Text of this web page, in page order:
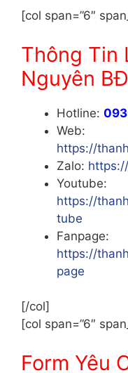
[col span=”6″
Thông Tin
Nguyên
Hotline:
Web:
https://
Zalo:
Youtube:
https://
tube
Fanpage:
https://
page
[/col]
[col span=”6″
Form Yêu